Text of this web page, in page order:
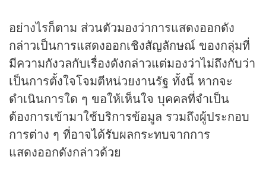
อย่างไรก็ตาม ส่วนตัวมองว่าการแสดงออกดัง
กล่าวเป็นการแสดงออกเชิงสัญลักษณ์ ของกลุ่มที่
มีความกังวลกับเรื่องดังกล่าวแต่มองว่าไม่ถึงกับว่า
เป็นการตั้งใจโจมตีหน่วยงานรัฐ ทั้งนี้ หากจะ
ดำเนินการใด ๆ ขอให้เห็นใจ บุคคลที่จำเป็น
ต้องการเข้ามาใช้บริการข้อมูล รวมถึงผู้ประกอบ
การต่าง ๆ ที่อาจได้รับผลกระทบจากการ
แสดงออกดังกล่าวด้วย